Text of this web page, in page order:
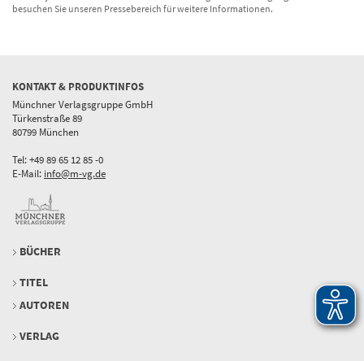
besuchen Sie unseren Pressebereich für weitere Informationen.
KONTAKT & PRODUKTINFOS
Münchner Verlagsgruppe GmbH
Türkenstraße 89
80799 München
Tel: +49 89 65 12 85 -0
E-Mail: info@m-vg.de
BÜCHER
TITEL
AUTOREN
VERLAG